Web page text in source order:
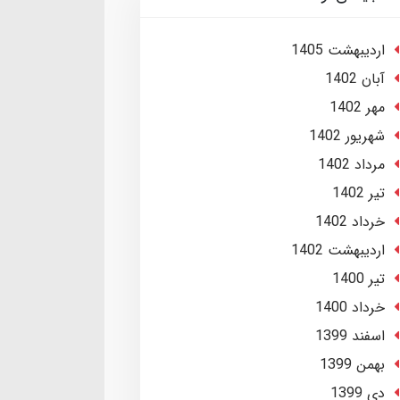
ارديبهشت 1405
آبان 1402
مهر 1402
شهریور 1402
مرداد 1402
تير 1402
خرداد 1402
ارديبهشت 1402
تير 1400
خرداد 1400
اسفند 1399
بهمن 1399
دی 1399